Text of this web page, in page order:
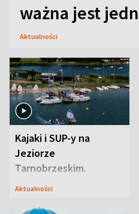
ważna jest
Aktualności
Kajaki i SUP-y na
Jeziorze
Tarnobrzeskim.
Przyrodnicy zwracają
Aktualności